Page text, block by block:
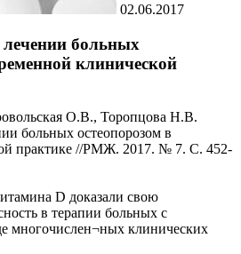
02.06.2017
больных
клинической
О.В., Торопцова Н.В.
больных остеопорозом в
практике //РМЖ. 2017. № 7. С. 452-
D доказали свою
в терапии больных с
многочислен¬ных клинических